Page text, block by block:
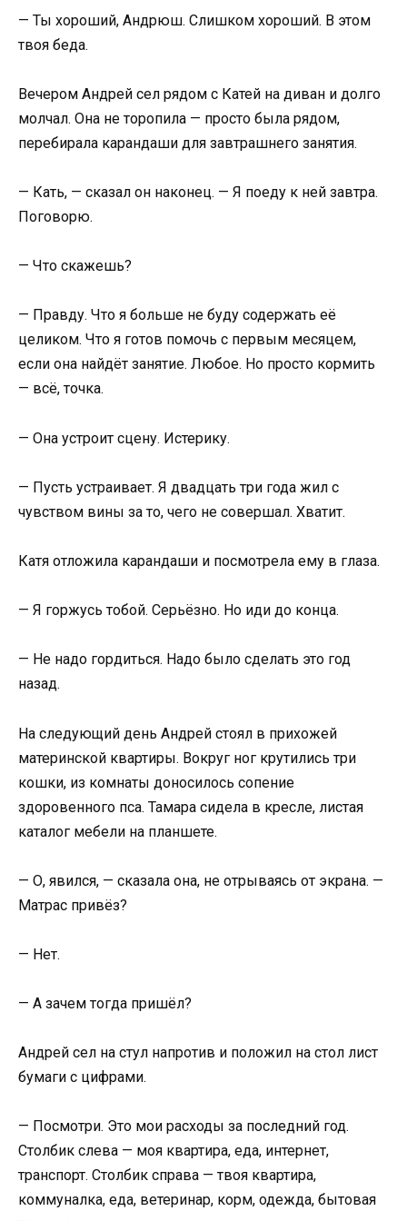
— Ты хороший, Андрюш. Слишком хороший. В этом
твоя беда.
Вечером Андрей сел рядом с Катей на диван и долго
молчал. Она не торопила — просто была рядом,
перебирала карандаши для завтрашнего занятия.
— Кать, — сказал он наконец. — Я поеду к ней завтра.
Поговорю.
— Что скажешь?
— Правду. Что я больше не буду содержать её
целиком. Что я готов помочь с первым месяцем,
если она найдёт занятие. Любое. Но просто кормить
— всё, точка.
— Она устроит сцену. Истерику.
— Пусть устраивает. Я двадцать три года жил с
чувством вины за то, чего не совершал. Хватит.
Катя отложила карандаши и посмотрела ему в глаза.
— Я горжусь тобой. Серьёзно. Но иди до конца.
— Не надо гордиться. Надо было сделать это год
назад.
На следующий день Андрей стоял в прихожей
материнской квартиры. Вокруг ног крутились три
кошки, из комнаты доносилось сопение
здоровенного пса. Тамара сидела в кресле, листая
каталог мебели на планшете.
— О, явился, — сказала она, не отрываясь от экрана. —
Матрас привёз?
— Нет.
— А зачем тогда пришёл?
Андрей сел на стул напротив и положил на стол лист
бумаги с цифрами.
— Посмотри. Это мои расходы за последний год.
Столбик слева — моя квартира, еда, интернет,
транспорт. Столбик справа — твоя квартира,
коммуналка, еда, ветеринар, корм, одежда, бытовая